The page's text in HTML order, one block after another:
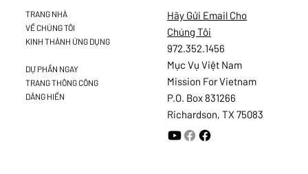
Hãy Gửi Email Cho
Chúng Tôi
972.352.1456
Mục Vụ Việt Nam
Mission For Vietnam
P.O. Box 831266
Richardson, TX 75083
TRANG NHÀ
VỀ CHÚNG TÔI
KINH THÁNH ỨNG DỤNG
DỰ PHẦN NGAY
TRANG THÔNG CÔNG
DÂNG HIẾN